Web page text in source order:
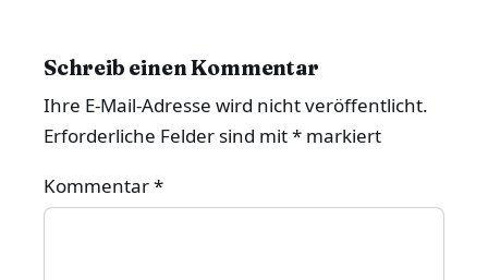
Schreib einen Kommentar
Ihre E-Mail-Adresse wird nicht veröffentlicht.
Erforderliche Felder sind mit* markiert
Kommentar*